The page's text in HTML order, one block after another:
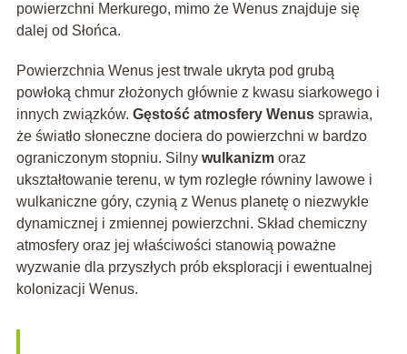
powierzchni Merkurego, mimo że Wenus znajduje się
dalej od Słońca.
Powierzchnia Wenus jest trwale ukryta pod grubą
powłoką chmur złożonych głównie z kwasu siarkowego i
innych związków. Gęstość atmosfery Wenussprawia,
że światło słoneczne dociera do powierzchni w bardzo
ograniczonym stopniu. Silny wulkanizmoraz
ukształtowanie terenu, w tym rozległe równiny lawowe i
wulkaniczne góry, czynią z Wenus planetę o niezwykle
dynamicznej i zmiennej powierzchni. Skład chemiczny
atmosfery oraz jej właściwości stanowią poważne
wyzwanie dla przyszłych prób eksploracji i ewentualnej
kolonizacji Wenus.